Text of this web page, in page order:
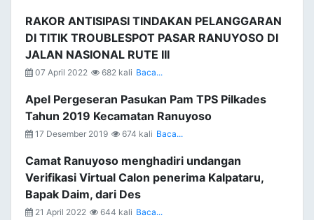
RAKOR ANTISIPASI TINDAKAN PELANGGARAN
DI TITIK TROUBLESPOT PASAR RANUYOSO DI
JALAN NASIONAL RUTE III
07 April 2022 682 kali Baca...
Apel Pergeseran Pasukan Pam TPS Pilkades
Tahun 2019 Kecamatan Ranuyoso
17 Desember 2019 674 kali Baca...
Camat Ranuyoso menghadiri undangan
Verifikasi Virtual Calon penerima Kalpataru,
Bapak Daim, dari Des
21 April 2022 644 kali Baca...